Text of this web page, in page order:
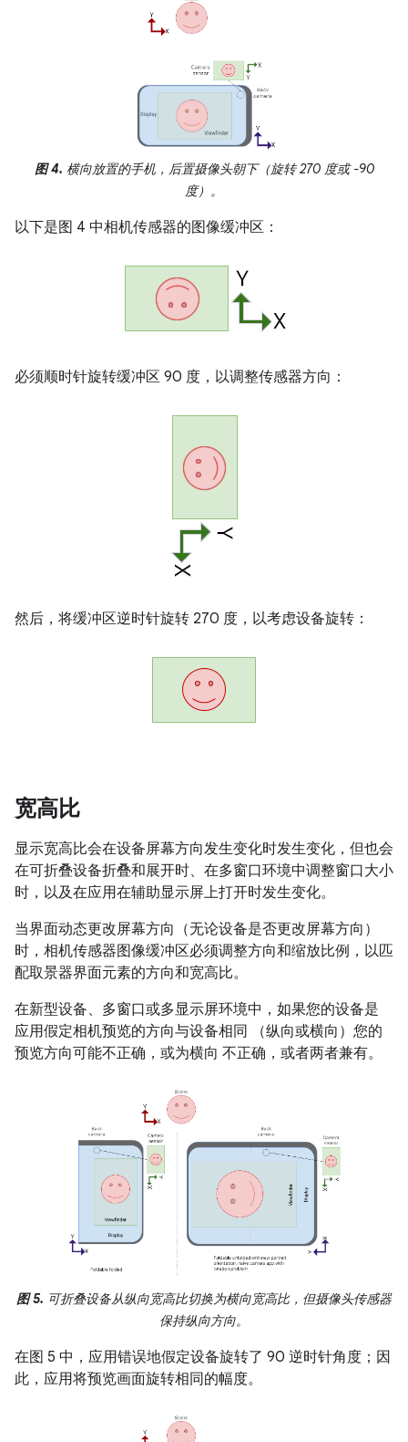
图 4. 横向放置的手机，后置摄像头朝下（旋转 270 度或 -90
度）。
以下是图 4 中相机传感器的图像缓冲区：
必须顺时针旋转缓冲区 90 度，以调整传感器方向：
然后，将缓冲区逆时针旋转 270 度，以考虑设备旋转：
宽高比
显示宽高比会在设备屏幕方向发生变化时发生变化，但也会
在可折叠设备折叠和展开时、在多窗口环境中调整窗口大小
时，以及在应用在辅助显示屏上打开时发生变化。
当界面动态更改屏幕方向（无论设备是否更改屏幕方向）
时，相机传感器图像缓冲区必须调整方向和缩放比例，以匹
配取景器界面元素的方向和宽高比。
在新型设备、多窗口或多显示屏环境中，如果您的设备是
应用假定相机预览的方向与设备相同 （纵向或横向）您的
预览方向可能不正确，或为横向 不正确，或者两者兼有。
图 5. 可折叠设备从纵向宽高比切换为横向宽高比，但摄像头传感器
保持纵向方向。
在图 5 中，应用错误地假定设备旋转了 90 逆时针角度；因
此，应用将预览画面旋转相同的幅度。